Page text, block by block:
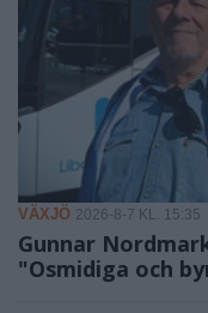
VÄXJÖ 2026-8-7 KL. 15:35
Gunnar
"Osmidiga och